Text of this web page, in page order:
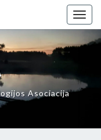
Asociacija